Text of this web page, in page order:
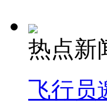
热点新
飞行员